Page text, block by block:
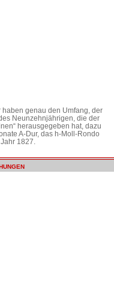
genau den Umfang, der
Neunzehnjährigen, die der
herausgegeben hat, dazu
A-Dur, das h-Moll-Rondo
1827.